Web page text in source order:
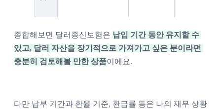
종합해보면 달러종신보험은 납입 기간 동안 유지할 수
있고, 달러 자산을 장기적으로 가져가고 싶은 분이라면
충분히 검토해볼 만한 상품이에요.
다만 납부 기간과 환율 기준, 환급률 등은 나의 재무 상황